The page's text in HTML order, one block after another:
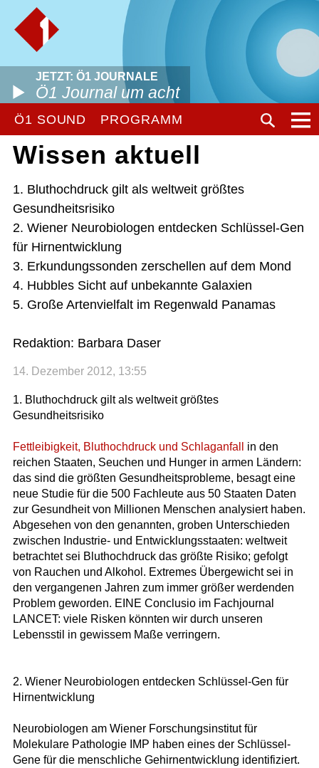
JETZT: Ö1 JOURNALE
Ö1 Journal um acht
Ö1 SOUND PROGRAMM
Wissen aktuell
1. Bluthochdruck gilt als weltweit größtes
Gesundheitsrisiko
2. Wiener Neurobiologen entdecken Schlüssel-Gen
für Hirnentwicklung
3. Erkundungssonden zerschellen auf dem Mond
4. Hubbles Sicht auf unbekannte Galaxien
5. Große Artenvielfalt im Regenwald Panamas
Redaktion: Barbara Daser
14. Dezember 2012, 13:55
1. Bluthochdruck gilt als weltweit größtes
Gesundheitsrisiko
Fettleibigkeit, Bluthochdruck und Schlaganfall
in den
reichen Staaten, Seuchen und Hunger in armen Ländern:
das sind die größten Gesundheitsprobleme, besagt eine
neue Studie für die 500 Fachleute aus 50 Staaten Daten
zur Gesundheit von Millionen Menschen analysiert haben.
Abgesehen von den genannten, groben Unterschieden
zwischen Industrie- und Entwicklungsstaaten: weltweit
betrachtet sei Bluthochdruck das größte Risiko; gefolgt
von Rauchen und Alkohol. Extremes Übergewicht sei in
den vergangenen Jahren zum immer größer werdenden
Problem geworden. EINE Conclusio im Fachjournal
LANCET: viele Risken könnten wir durch unseren
Lebensstil in gewissem Maße verringern.
2. Wiener Neurobiologen entdecken Schlüssel-Gen für
Hirnentwicklung
Neurobiologen am Wiener Forschungsinstitut für
Molekulare Pathologie IMP haben eines der Schlüssel-
Gene für die menschliche Gehirnentwicklung identifiziert.